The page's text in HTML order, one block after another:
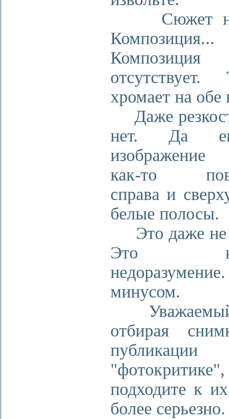
Сюжет
Композиция...
Композиция
отсутствует.
хромает на обе
Даже
нет. Да
изображение
как-то
справа и
белые полосы.
Это даже не
Это
минусом.
Уважаемый
отбирая
"фотокритике",
подходите к
более серьезно.